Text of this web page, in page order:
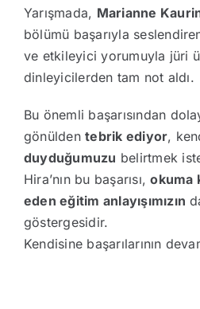
Yarışmada, Marianne
bölümü başarıyla
ve etkileyici yorumuyla jüri
dinleyicilerden tam not aldı.
Bu önemli başarısından
gönüldentebrik ediyor,
duyduğumuzu belirtmek
Hira’nın bu başarısı,okuma
eden eğitim anlayışımızın
göstergesidir.
Kendisine başarılarının